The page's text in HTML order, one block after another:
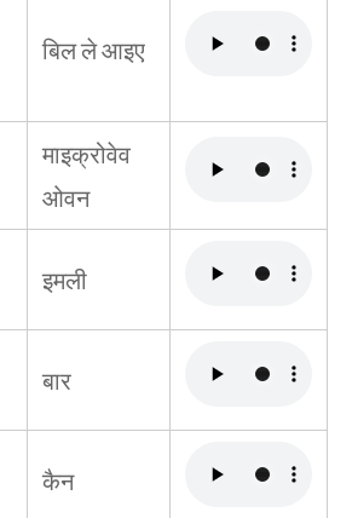
बिल ले आइए
माइक्रोवेव
ओवन
इमली
बार
कैन